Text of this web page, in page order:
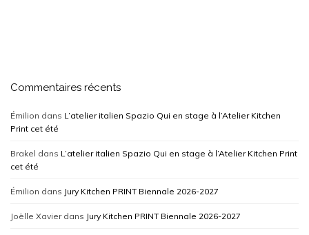
Commentaires récents
Émilion dans L’atelier italien Spazio Qui en stage à l’Atelier Kitchen
Print cet été
Brakel dans L’atelier italien Spazio Qui en stage à l’Atelier Kitchen Print
cet été
Émilion dans Jury Kitchen PRINT Biennale 2026-2027
Joëlle Xavierdans Jury Kitchen PRINT Biennale 2026-2027